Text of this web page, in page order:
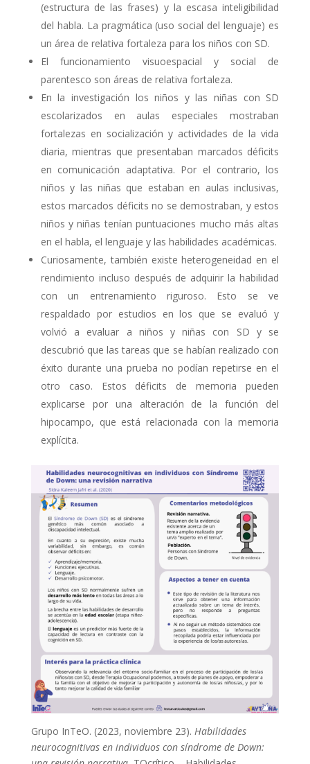
(estructura de las frases) y la escasa inteligibilidad
del habla. La pragmática (uso social del lenguaje) es
un área de relativa fortaleza para los niños con SD.
El funcionamiento visuoespacial y social de
parentesco son áreas de relativa fortaleza.
En la investigación los niños y las niñas con SD
escolarizados en aulas especiales mostraban
fortalezas en socialización y actividades de la vida
diaria, mientras que presentaban marcados déficits
en comunicación adaptativa. Por el contrario, los
niños y las niñas que estaban en aulas inclusivas,
estos marcados déficits no se demostraban, y estos
niños y niñas tenían puntuaciones mucho más altas
en el habla, el lenguaje y las habilidades académicas.
Curiosamente, también existe heterogeneidad en el
rendimiento incluso después de adquirir la habilidad
con un entrenamiento riguroso. Esto se ve
respaldado por estudios en los que se evaluó y
volvió a evaluar a niños y niñas con SD y se
descubrió que las tareas que se habían realizado con
éxito durante una prueba no podían repetirse en el
otro caso. Estos déficits de memoria pueden
explicarse por una alteración de la función del
hipocampo, que está relacionada con la memoria
explícita.
Grupo InTeO. (2023, noviembre 23). Habilidades
neurocognitivas en individuos con síndrome de Down: